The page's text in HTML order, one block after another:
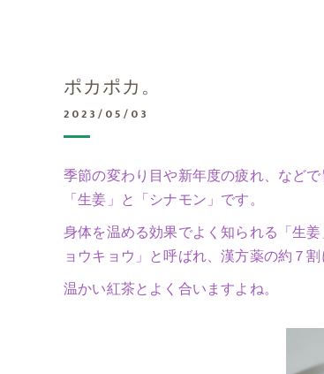
ポカポカ。
2023/05/03
季節の変わり目や新年度の疲れ、など
「生姜」と「シナモン」です。
身体を温める効果でよく知られる「生
ョウキョウ」と呼ばれ、漢方薬の約７
温かい紅茶とよく合いますよね。